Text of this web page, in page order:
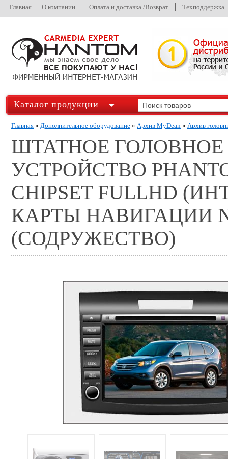
Главная О компании Оплата и доставка /Возврат Техподдержка
Каталог продукции
Главная » Дополнительное оборудование » Архив MyDean » Архив
ШТАТНОЕ
УСТРОЙСТВО
CHIPSET FULLHD
КАРТЫ НАВИГАЦИИ
(СОДРУЖЕСТВО)